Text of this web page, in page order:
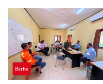
Berita